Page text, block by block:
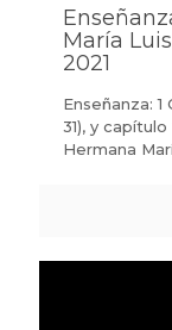
María
2021
Enseñanza: 1
31), y
Hermana